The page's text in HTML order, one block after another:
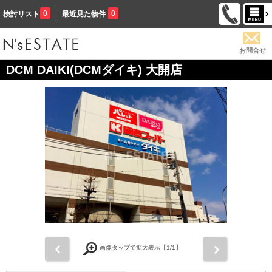
検討リスト 0 最近見た物件 0
お問合せ
DCM DAIKI(DCMダイキ) 大開店
画像タップで拡大表示【1/1】